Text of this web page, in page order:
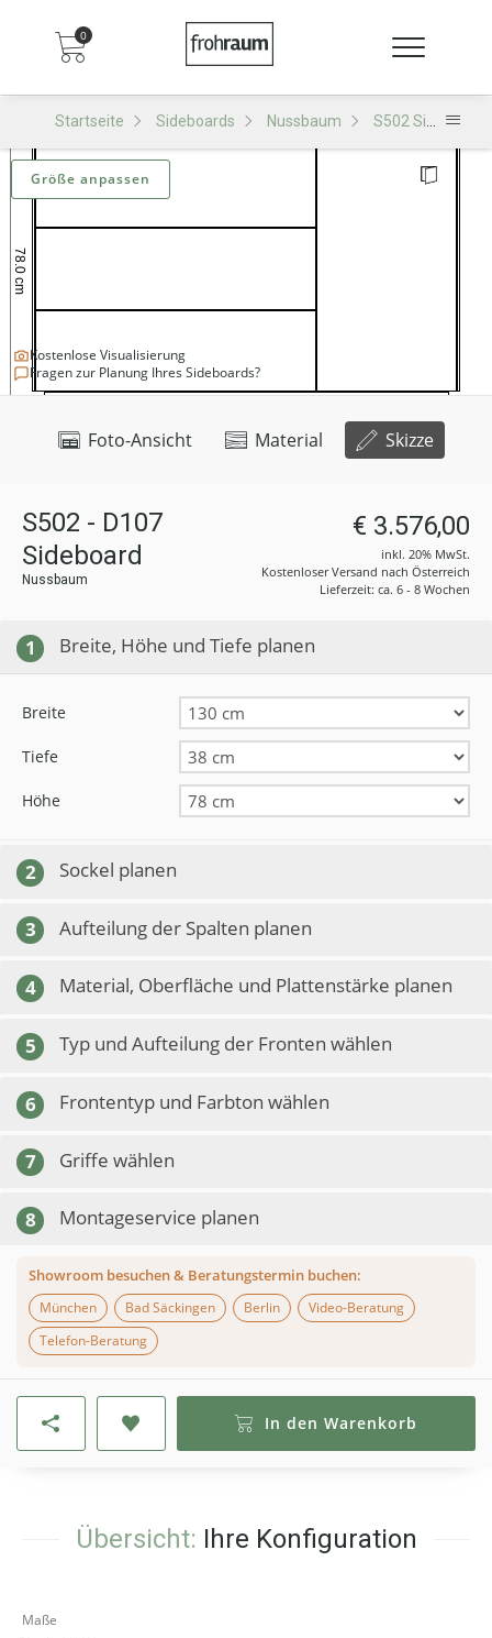
0
Startseite Sideboards Nussbaum S502 Sideboard
Foto-Ansicht Material Skizze
Kostenlose Visualisierung
Fragen zur Planung Ihres Sideboards?
Größe anpassen
S502 - D107
Sideboard
Nussbaum
€ 3.576,00
inkl. 20% MwSt.
Kostenloser Versand nach Österreich
Lieferzeit: ca. 6 - 8 Wochen
1 Breite, Höhe und Tiefe planen
Breite
Tiefe
Höhe
2 Sockel planen
3 Aufteilung der Spalten planen
4 Material, Oberfläche und Plattenstärke planen
5 Typ und Aufteilung der Fronten wählen
6 Frontentyp und Farbton wählen
7 Griffe wählen
8 Montageservice planen
Showroom besuchen & Beratungstermin buchen:
München
Bad Säckingen Berlin
Video-Beratung
Telefon-Beratung
In den Warenkorb
Übersicht: Ihre Konfiguration
Maße